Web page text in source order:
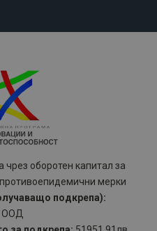
чрез оборотен капитал за
мерки
подкрепа):